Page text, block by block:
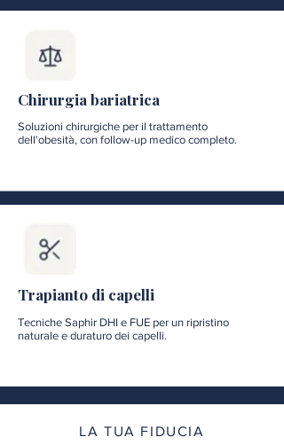
Chirurgia bariatrica
Soluzioni chirurgiche per il trattamento
dell'obesità, con follow-up medico completo.
Trapianto di capelli
Tecniche Saphir DHI e FUE per un ripristino
naturale e duraturo dei capelli.
LA TUA FIDUCIA